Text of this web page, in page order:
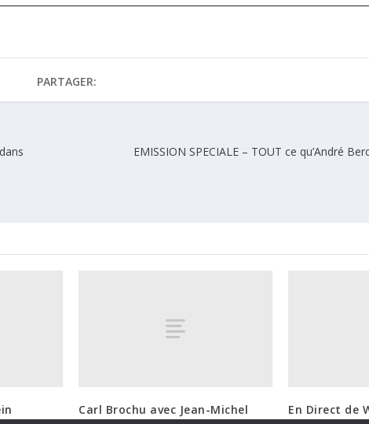
PARTAGER:
EMISSION SPECIALE – TOUT ce qu’André
Carl Brochu avec Jean-Michel
En Direct de